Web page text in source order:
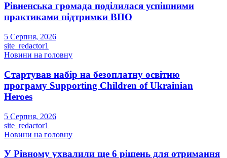
Рівненська громада поділилася успішними
практиками підтримки ВПО
5 Серпня, 2026
site_redactor1
Новини на головну
Стартував набір на безоплатну освітню
програму Supporting Children of Ukrainian
Heroes
5 Серпня, 2026
site_redactor1
Новини на головну
У Рівному ухвалили ще 6 рішень для отримання